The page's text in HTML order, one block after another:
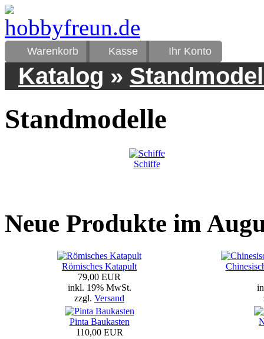
Warenkorb Kasse Ihr Konto
Katalog »
Standmodelle
Schiffe
Neue Produkte im
Römisches Katapult
79,00 EUR
inkl. 19% MwSt.
zzgl. Versand
Pinta Baukasten
110,00 EUR